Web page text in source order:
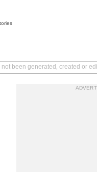
not been generated, created or